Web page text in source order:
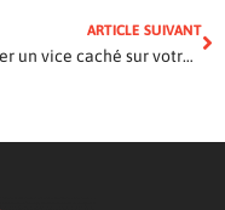
ARTICLE SUIVANT
Prouver un vice caché sur votre voiture : méthodes et conseils